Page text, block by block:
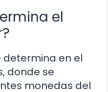
el
determina en el
donde se
monedas del